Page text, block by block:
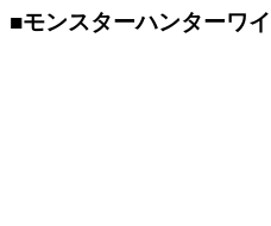
■モンスターハンターワ